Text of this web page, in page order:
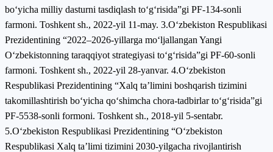
bo‘yicha milliy dasturni tasdiqlash to‘g‘risida”gi PF-134-sonli
farmoni. Toshkent sh., 2022-yil 11-may. 3.O‘zbekiston Respublikasi
Prezidentining “2022‒2026-yillarga mo‘ljallangan Yangi
O‘zbekistonning taraqqiyot strategiyasi to‘g‘risida”gi PF-60-sonli
farmoni. Toshkent sh., 2022-yil 28-yanvar. 4.Oʻzbekiston
Respublikasi Prezidentining “Xalq ta’limini boshqarish tizimini
takomillashtirish boʻyicha qoʻshimcha chora-tadbirlar toʻgʻrisida”gi
PF-5538-sonli formoni. Toshkent sh., 2018-yil 5-sentabr.
5.Oʻzbekiston Respublikasi Prezidentining “Oʻzbekiston
Respublikasi Xalq ta’limi tizimini 2030-yilgacha rivojlantirish